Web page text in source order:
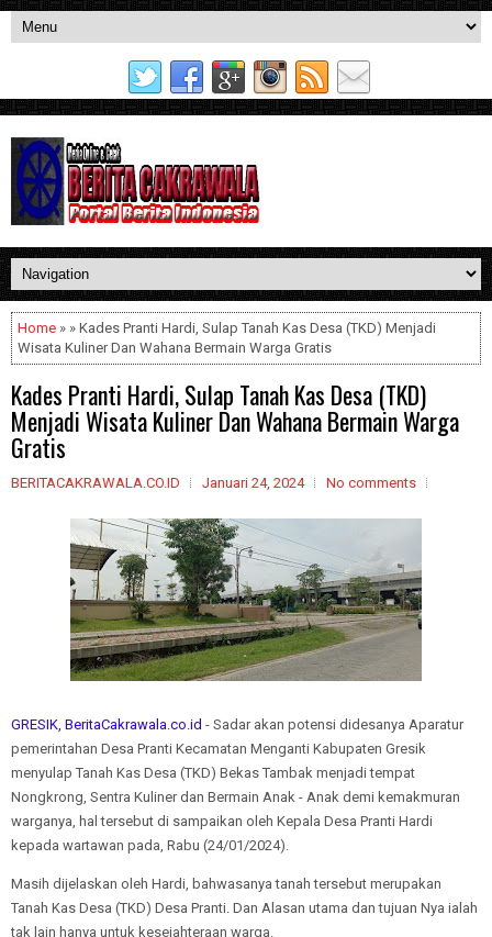
Home » » Kades Pranti Hardi, Sulap Tanah Kas Desa (TKD) Menjadi
Wisata Kuliner Dan Wahana Bermain Warga Gratis
Kades Pranti Hardi, Sulap Tanah Kas Desa (TKD)
Menjadi Wisata Kuliner Dan Wahana Bermain Warga
Gratis
BERITACAKRAWALA.CO.ID Januari 24, 2024 No comments
GRESIK, BeritaCakrawala.co.id - Sadar akan potensi didesanya Aparatur
pemerintahan Desa Pranti Kecamatan Menganti Kabupaten Gresik
menyulap Tanah Kas Desa (TKD) Bekas Tambak menjadi tempat
Nongkrong, Sentra Kuliner dan Bermain Anak - Anak demi kemakmuran
warganya, hal tersebut di sampaikan oleh Kepala Desa Pranti Hardi
kepada wartawan pada, Rabu (24/01/2024).
Masih dijelaskan oleh Hardi, bahwasanya tanah tersebut merupakan
Tanah Kas Desa (TKD) Desa Pranti. Dan Alasan utama dan tujuan Nya ialah
tak lain hanya untuk kesejahteraan warga.